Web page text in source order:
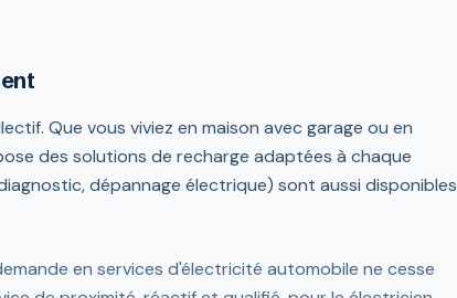
Que vous viviez en maison avec garage ou en
des solutions de recharge adaptées à chaque
dépannage électrique) sont aussi disponibles
en services d'électricité automobile ne cesse